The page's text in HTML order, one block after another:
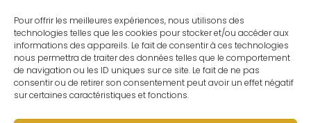
Pour offrir les meilleures expériences, nous utilisons des
technologies telles que les cookies pour stocker et/ou accéder aux
informations des appareils. Le fait de consentir à ces technologies
nous permettra de traiter des données telles que le comportement
de navigation ou les ID uniques sur ce site. Le fait de ne pas
consentir ou de retirer son consentement peut avoir un effet négatif
sur certaines caractéristiques et fonctions.
Contact
C.G.V
Suivre ma commande
CONTACT
Un problème ? Une question ? Le Refuge du Sorcier™ est